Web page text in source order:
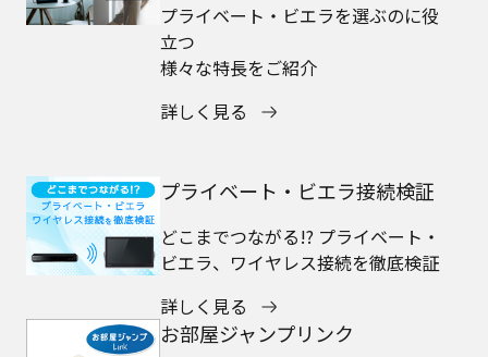
プライベート・ビエラを選ぶのに役
立つ
様々な特長をご紹介
詳しく見る
プライベート・ビエラ接続検証
どこまでつながる!? プライベート・
ビエラ、ワイヤレス接続を徹底検証
詳しく見る
お部屋ジャンプリンク